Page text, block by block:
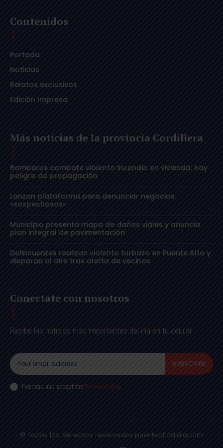
Contenidos
Portada
Noticias
Relatos exclusivos
Edición Impresa
Más noticias de la provincia Cordillera
Bomberos combate violento incendio en vivienda: hay
peligro de propagación
Lanzan plataforma para denunciar negocios
«sospechosos»
Municipio presenta mapa de daños viales y anuncia
plan integral de pavimentación
Delincuentes realizan violento turbazo en Puente Alto y
disparan al aire tras alerta de vecinos
Conectate con nosotros
Recibe las noticias más importantes del día en tu celular
SUBSCRIBE
I've read and accept the Privacy Policy.
© Todos los derechos reservados puentealtoaldia.com